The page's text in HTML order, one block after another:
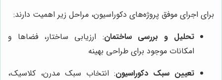
برای اجرای موفق پروژه‌های دکوراسیون، مراحل زیر اهمیت دارند:
تحلیل و بررسی ساختمان: ارزیابی ساختار، فضاها و
امکانات موجود برای طراحی بهینه
تعیین سبک دکوراسیون: انتخاب سبک مدرن، کلاسیک،